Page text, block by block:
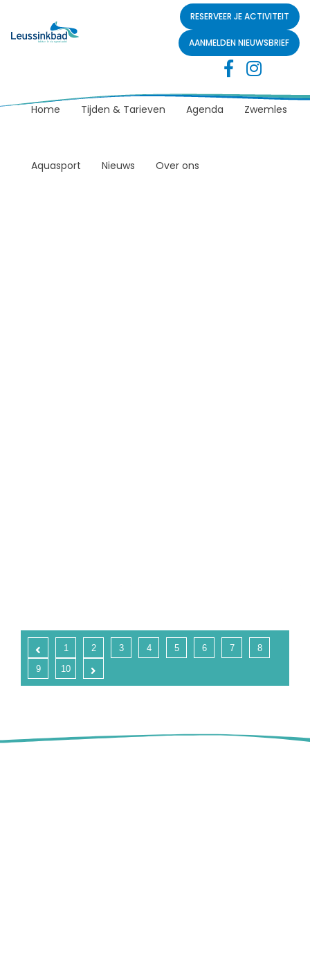
RESERVEER JE ACTIVITEIT
AANMELDEN NIEUWSBRIEF
Home Tijden & Tarieven Agenda Zwemles
Aquasport Nieuws Over ons